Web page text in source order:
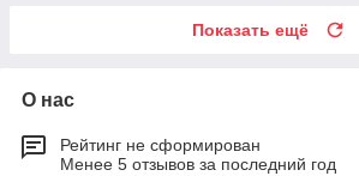
Показать ещё
О нас
Рейтинг не сформирован
Менее 5 отзывов за последний год